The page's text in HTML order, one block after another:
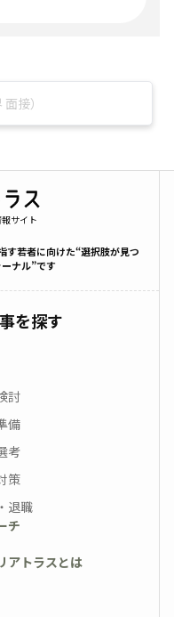
サイト
す若者に向けた“選択肢が見つ
ナル”です
を探す
討
備
考
策
退職
チ
アトラスとは